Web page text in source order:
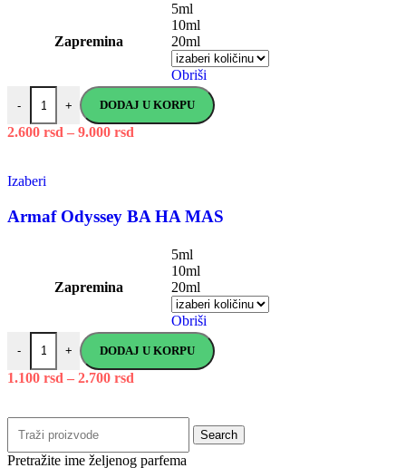
Zapremina
5ml
10ml
20ml
Obriši
- + DODAJ U KORPU
2.600 rsd – 9.000 rsd
Izaberi
Armaf Odyssey BA HA MAS
Zapremina
5ml
10ml
20ml
Obriši
- + DODAJ U KORPU
1.100 rsd – 2.700 rsd
Search
Pretražite ime željenog parfema